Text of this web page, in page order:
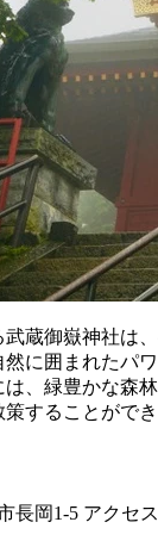
蔵御嶽神社は
に囲まれたパ
、緑豊かな森
することができ
長岡1-5 アクセ